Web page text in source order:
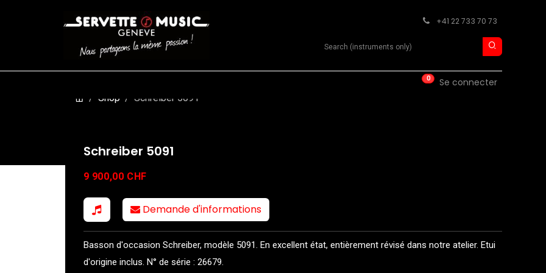
+41 22 733 70 73
Search product
0 Se connecter
Shop Schreiber 5091
Schreiber 5091
9 900,00 CHF
Demande d'informations
Basson d'occasion Schreiber, modèle 5091. En excellent état, entièrement révisé dans notre atelier. Etui
d'origine inclus. N° de série : 26679.